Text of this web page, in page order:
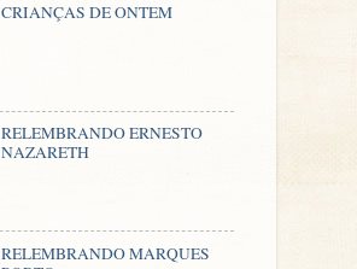
CRIANÇAS DE ONTEM
RELEMBRANDO ERNESTO
NAZARETH
RELEMBRANDO MARQUES